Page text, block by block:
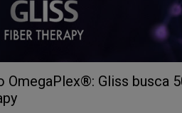
OmegaPlex®: Gliss busca